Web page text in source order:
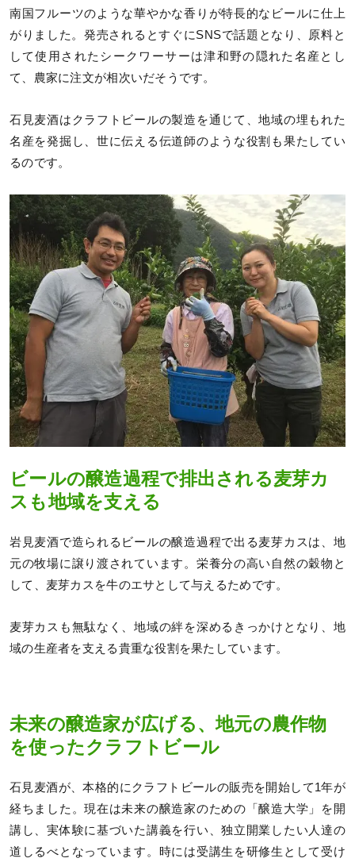
南国フルーツのような華やかな香りが特長的なビールに仕上
がりました。発売されるとすぐにSNSで話題となり、原料と
して使用されたシークワーサーは津和野の隠れた名産とし
て、農家に注文が相次いだそうです。
石見麦酒はクラフトビールの製造を通じて、地域の埋もれた
名産を発掘し、世に伝える伝道師のような役割も果たしてい
るのです。
ビールの醸造過程で排出される麦芽カ
スも地域を支える
岩見麦酒で造られるビールの醸造過程で出る麦芽カスは、地
元の牧場に譲り渡されています。栄養分の高い自然の穀物と
して、麦芽カスを牛のエサとして与えるためです。
麦芽カスも無駄なく、地域の絆を深めるきっかけとなり、地
域の生産者を支える貴重な役割を果たしています。
未来の醸造家が広げる、地元の農作物
を使ったクラフトビール
石見麦酒が、本格的にクラフトビールの販売を開始して1年が
経ちました。現在は未来の醸造家のための「醸造大学」を開
講し、実体験に基づいた講義を行い、独立開業したい人達の
道しるべとなっています。時には受講生を研修生として受け